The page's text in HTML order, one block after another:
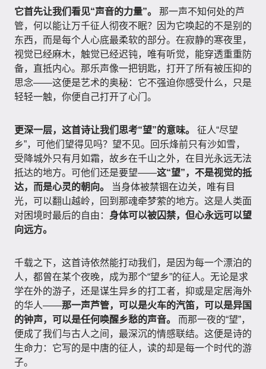
它首先让我们看见“声音的力量”。
那一声不知何处的芦
管，何以能让万千征人彻夜不眠？因为它唤起的不是别的
东西，而是每个人心底最柔软的部分。在寂静的寒夜里，
视觉已经麻木，触觉已经迟钝，唯有听觉，能穿透重重防
备，直抵内心。那乐声像一把钥匙，打开了所有被压抑的
思念——这便是艺术的奥秘：它不强迫你感受什么，只是
轻轻一触，你便自己打开了心门。
更深一层，这首诗让我们思考“望”的意味。
征人“尽望
乡”，可他们望得见吗？望不见。回乐烽前只有沙如雪，
受降城外只有月如霜，故乡在千山之外，在目光永远无法
抵达的地方。可他们还是要望——这“望”，不是视觉的抵
达，而是心灵的朝向。
当身体被禁锢在边关，唯有目
光，可以翻山越岭，回到那魂牵梦萦的地方。这是人类面
对困境时最后的自由： 身体可以被囚禁，但心永远可以望
向远方。
千载之下，这首诗依然能打动我们，是因为每一个漂泊的
人，都曾在某个夜晚，成为那个“望乡”的征人。无论是求
学在外的游子，还是谋生异乡的打工者，抑或是定居海外
的华人——那一声芦管，可以是火车的汽笛，可以是异国
的钟声，可以是任何唤醒乡愁的声音。
而那一夜的“望”，
便成了我们与古人之间，最深沉的情感联结。这便是诗的
生命力：它写的是中唐的征人，读的却是每一个时代的游
子。